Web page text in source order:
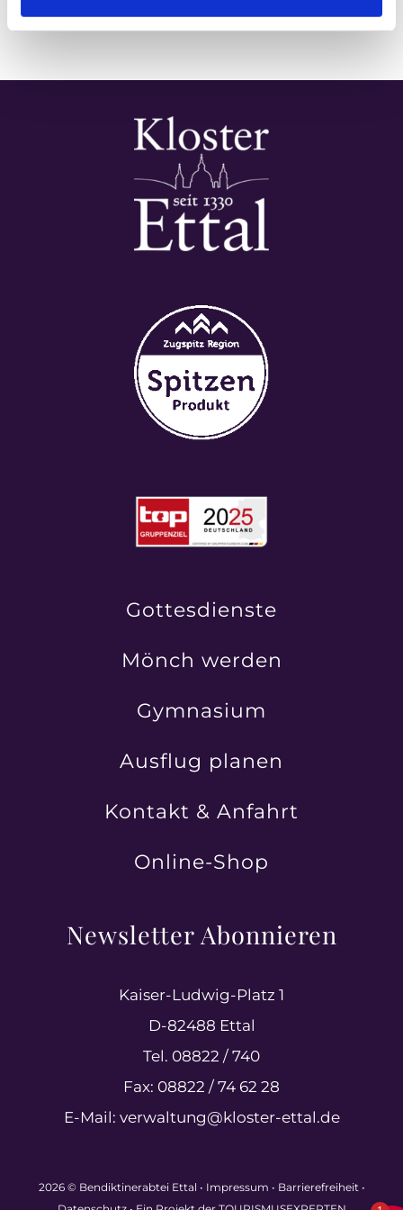
Gottesdienste
Mönch werden
Gymnasium
Ausflug planen
Kontakt & Anfahrt
Online-Shop
Newsletter Abonnieren
Kaiser-Ludwig-Platz 1
D-82488 Ettal
Tel. 08822 / 740
Fax: 08822 / 74 62 28
E-Mail: verwaltung@kloster-ettal.de
2026 © Bendiktinerabtei Ettal • Impressum • Barrierefreiheit•